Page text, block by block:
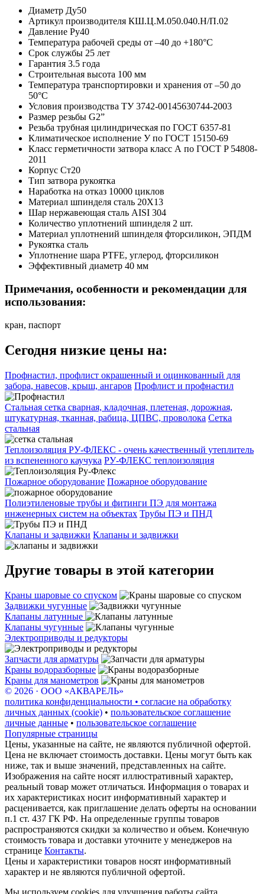
Диаметр Ду50
Артикул производителя КШ.Ц.М.050.040.Н/П.02
Давление Ру40
Температура рабочей среды от –40 до +180°C
Срок службы 25 лет
Гарантия 3.5 года
Строительная высота 100 мм
Температура транспортировки и хранения от –50 до
50°C
Условия производства ТУ 3742-00145630744-2003
Размер резьбы G2”
Резьба трубная цилиндрическая по ГОСТ 6357-81
Климатическое исполнение У по ГОСТ 15150-69
Класс герметичности затвора класс А по ГОСТ P 54808-
2011
Корпус Ст20
Тип затвора рукоятка
Наработка на отказ 10000 циклов
Материал шпинделя сталь 20Х13
Шар нержавеющая сталь AISI 304
Количество уплотнений шпинделя 2 шт.
Материал уплотнений шпинделя фторсиликон, ЭПДМ
Рукоятка сталь
Уплотнение шара PTFE, углерод, фторсиликон
Эффективный диаметр 40 мм
Примечания, особенности и рекомендации для
использования:
кран, паспорт
Сегодня низкие цены на:
Профнастил, профлист окрашенный и оцинкованный для
забора, навесов, крыш, ангаров Профлист и профнастил
Стальная сетка сварная, кладочная, плетеная, дорожная,
штукатурная, тканная, рабица, ЦПВС, проволока Сетка
стальная
Теплоизоляция РУ-ФЛЕКС - очень качественный утеплитель
из вспененного каучука РУ-ФЛЕКС теплоизоляция
Пожарное оборудование Пожарное оборудование
Полиэтиленовые трубы и фитинги ПЭ для монтажа
инженерных систем на объектах Трубы ПЭ и ПНД
Клапаны и задвижки Клапаны и задвижки
Другие товары в этой категории
Краны шаровые со спуском
Задвижки чугунные
Клапаны латунные
Клапаны чугунные
Электроприводы и редукторы
Запчасти для арматуры
Краны водоразборные
Краны для манометров
© 2026 · ООО «АКВАРЕЛЬ»
политика конфиденциальности • согласие на обработку
личных данных (cookie) • пользовательское соглашение
личные данные • пользовательское соглашение
Популярные страницы
Цены, указанные на сайте, не являются публичной офертой.
Цена не включает стоимость доставки. Цены могут быть как
ниже, так и выше значений, представленных на сайте.
Изображения на сайте носят иллюстративный характер,
реальный товар может отличаться. Информация о товарах и
их характеристиках носит информативный характер и
расценивается, как приглашение делать оферты на основании
п.1 ст. 437 ГК РФ. На определенные группы товаров
распространяются скидки за количество и объем. Конечную
стоимость товара и доставки уточните у менеджеров на
странице Контакты.
Цены и характеристики товаров носят информативный
характер и не являются публичной офертой.